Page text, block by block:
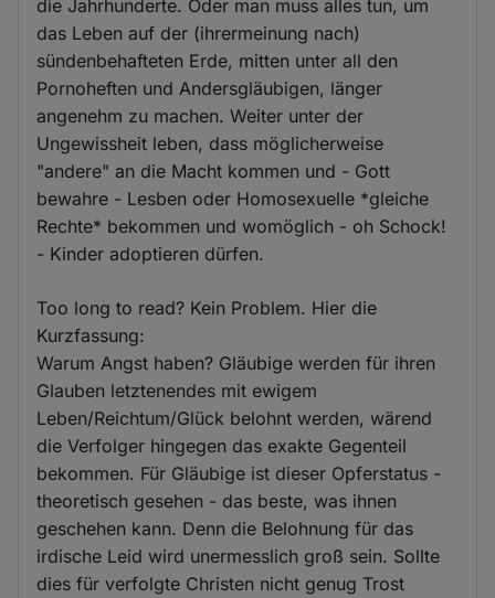
die Jahrhunderte. Oder man muss alles tun, um
das Leben auf der (ihrermeinung nach)
sündenbehafteten Erde, mitten unter all den
Pornoheften und Andersgläubigen, länger
angenehm zu machen. Weiter unter der
Ungewissheit leben, dass möglicherweise
"andere" an die Macht kommen und - Gott
bewahre - Lesben oder Homosexuelle *gleiche
Rechte* bekommen und womöglich - oh Schock!
- Kinder adoptieren dürfen.
Too long to read? Kein Problem. Hier die
Kurzfassung:
Warum Angst haben? Gläubige werden für ihren
Glauben letztenendes mit ewigem
Leben/Reichtum/Glück belohnt werden, wärend
die Verfolger hingegen das exakte Gegenteil
bekommen. Für Gläubige ist dieser Opferstatus -
theoretisch gesehen - das beste, was ihnen
geschehen kann. Denn die Belohnung für das
irdische Leid wird unermesslich groß sein. Sollte
dies für verfolgte Christen nicht genug Trost